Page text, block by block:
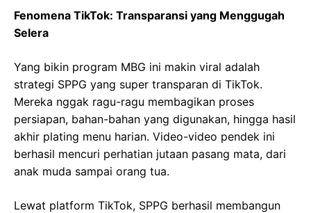
Fenomena TikTok: Transparansi yang Menggugah
Selera
Yang bikin program MBG ini makin viral adalah
strategi SPPG yang super transparan di TikTok.
Mereka nggak ragu-ragu membagikan proses
persiapan, bahan-bahan yang digunakan, hingga hasil
akhir plating menu harian. Video-video pendek ini
berhasil mencuri perhatian jutaan pasang mata, dari
anak muda sampai orang tua.
Lewat platform TikTok, SPPG berhasil membangun